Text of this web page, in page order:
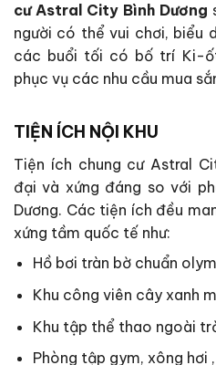
cư Astral City Bình Dương
người có thể vui chơi, biểu
các buổi tối có bố trí Ki-
phục vụ các nhu cầu mua
TIỆN ÍCH NỘI KHU
Tiện ích chung cư Astral
đại và xứng đáng so với
Dương. Các tiện ích đều
xứng tầm quốc tế như:
Hồ bơi tràn bờ chuẩn
Khu công viên cây xanh
Khu tập thể thao ngoài
Phòng tập gym, xông hơi